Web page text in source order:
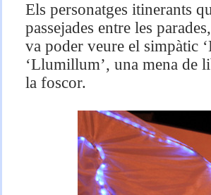
Els personatges itinerants
passejades entre les
va poder veure el simpàtic
‘Llumillum’, una mena de
la foscor.